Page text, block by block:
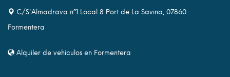
C/S'Almadrava nº1 Local 8 Port de La Savina, 07860
Formentera
Alquiler de vehiculos en Formentera